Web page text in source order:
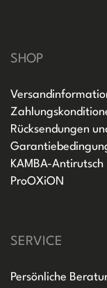
SHOP
Rücksendungen
KAMBA-Antirutsch
ProOXiON
SERVICE
Persönliche